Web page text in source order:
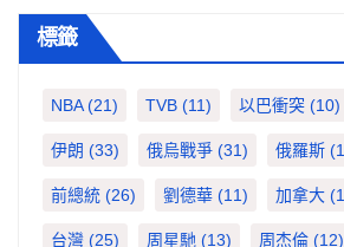
標籤
NBA(21) TVB (11) 以巴衝突 (10)
伊朗 (33) 俄烏戰爭 (31) 俄羅斯
前總統 (26) 劉德華 (11) 加拿大
台灣 (25) 周星馳 (13) 周杰倫 (12)